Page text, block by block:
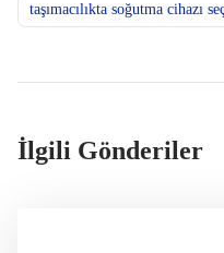
taşımacılıkta soğutma cihazı
İlgili Gönderiler